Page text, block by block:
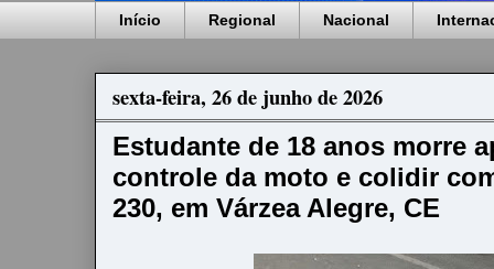
Início Regional Nacional
sexta-feira, 26 de junho de 2026
Estudante de 18 anos morre
controle da moto e colidir
230, em Várzea Alegre, CE